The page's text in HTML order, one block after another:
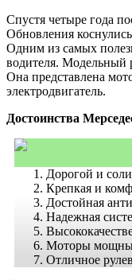
Спустя четыре года
Обновления
Одним из самых
водителя. Модельный
Она представлена
электродвигатель.
Достоинства
Дорогой и
Крепкая и
Достойная
Надежная
Моторы
Отличное